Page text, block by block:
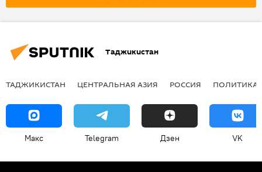
Таджикистан
ТАДЖИКИСТАН ЦЕНТРАЛЬНАЯ АЗИЯ РОССИЯ ПОЛИТИКА
Макс Telegram Дзен VK